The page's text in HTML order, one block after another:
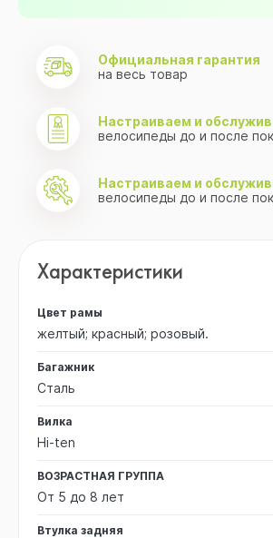
Официальная гарантия
на весь товар
Настраиваем и
велосипеды до и после
Настраиваем и
велосипеды до и после
Характеристики
Цвет рамы
желтый; красный; розовый.
Багажник
Сталь
Вилка
Hi-ten
ВОЗРАСТНАЯ ГРУППА
От 5 до 8 лет
Втулка задняя